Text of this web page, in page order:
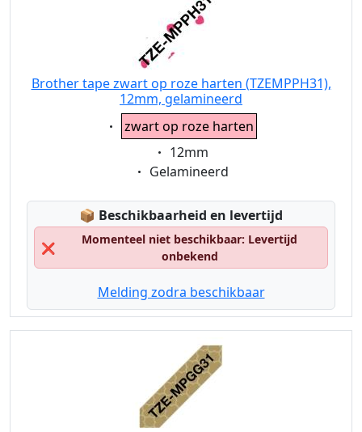
Brother tape zwart op roze harten (TZEMPPH31),
12mm, gelamineerd
Eigenschaft:
zwart op roze harten
Eigenschaft:
12mm
Eigenschaft:
Gelamineerd
📦 Lagerstatus:
Beschikbaarheid en levertijd
❌
Momenteel niet beschikbaar: Levertijd
onbekend
Melding zodra beschikbaar